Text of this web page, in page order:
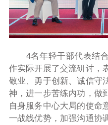
4名年轻干部代表结合
作实际开展了交流研讨，
敬业、勇于创新、诚信守
神，进一步苦练内功，做
自身服务中心大局的使命
一战线优势，加强沟通协